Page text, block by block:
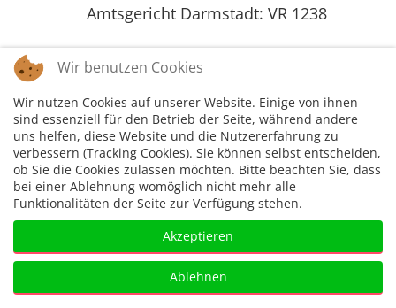
Amtsgericht Darmstadt: VR 1238
Impressum Disclaimer
Datenschutzer
klärung
Wir benutzen Cookies
Wir nutzen Cookies auf unserer Website. Einige von ihnen
sind essenziell für den Betrieb der Seite, während andere
uns helfen, diese Website und die Nutzererfahrung zu
verbessern (Tracking Cookies). Sie können selbst entscheiden,
ob Sie die Cookies zulassen möchten. Bitte beachten Sie, dass
bei einer Ablehnung womöglich nicht mehr alle
Funktionalitäten der Seite zur Verfügung stehen.
Akzeptieren
Ablehnen